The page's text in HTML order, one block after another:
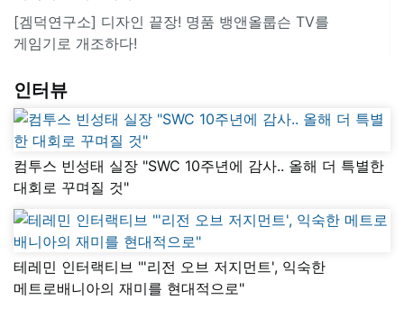
[겜덕연구소] 디자인 끝장! 명품 뱅앤올룹슨 TV를
게임기로 개조하다!
인터뷰
컴투스 빈성태 실장 "SWC 10주년에 감사.. 올해 더 특별한
대회로 꾸며질 것"
테레민 인터랙티브 "'리전 오브 저지먼트', 익숙한
메트로배니아의 재미를 현대적으로"